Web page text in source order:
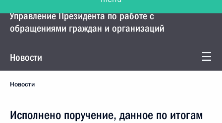
Управление Президента по работе с
обращениями граждан и организаций
Новости
Новости
Исполнено поручение, данное по итогам